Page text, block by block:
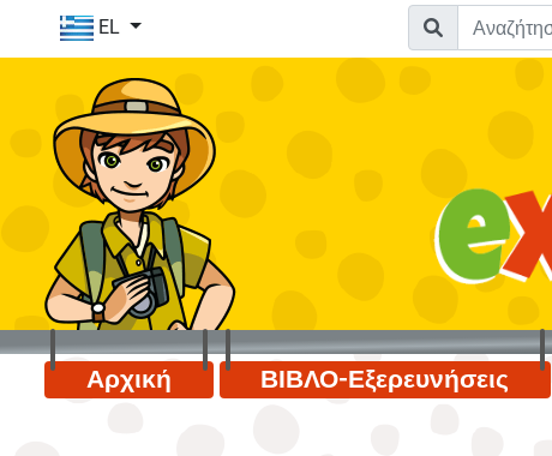
EL
Αρχική ΒΙΒΛΟ-Εξερευνήσεις